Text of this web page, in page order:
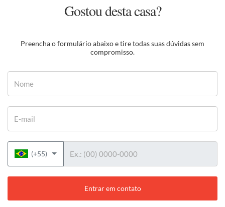
Gostou desta casa?
Preencha o formulário abaixo e tire todas suas dúvidas sem
compromisso.
(+55)
Entrar em contato